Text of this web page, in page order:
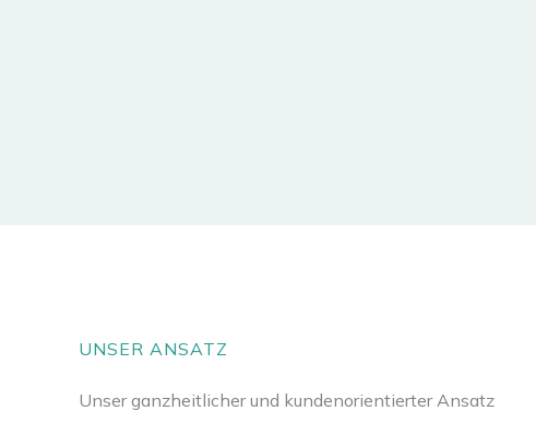
UNSER ANSATZ
Unser ganzheitlicher und kundenorientierter Ansatz